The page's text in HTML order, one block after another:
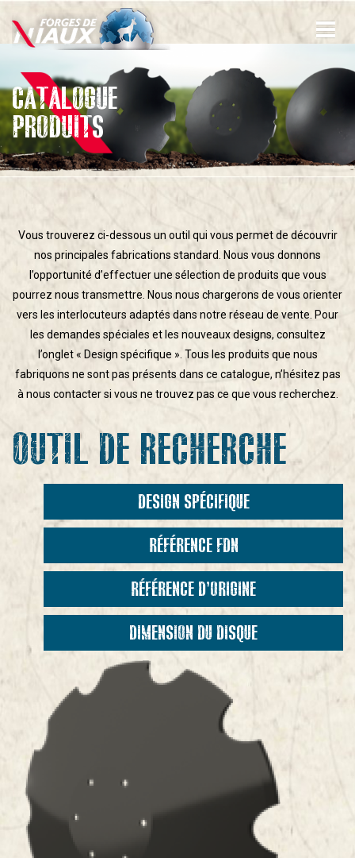
au
contenu
CATALOGUE
PRODUITS
Vous trouverez ci-dessous un outil qui vous permet de découvrir
nos principales fabrications standard. Nous vous donnons
l’opportunité d’effectuer une sélection de produits que vous
pourrez nous transmettre. Nous nous chargerons de vous orienter
vers les interlocuteurs adaptés dans notre réseau de vente. Pour
les demandes spéciales et les nouveaux designs, consultez
l’onglet « Design spécifique ». Tous les produits que nous
fabriquons ne sont pas présents dans ce catalogue, n’hésitez pas
à nous contacter si vous ne trouvez pas ce que vous recherchez.
OUTIL DE RECHERCHE
DESIGN SPÉCIFIQUE
RÉFÉRENCE FDN
RÉFÉRENCE D’ORIGINE
DIMENSION DU DISQUE